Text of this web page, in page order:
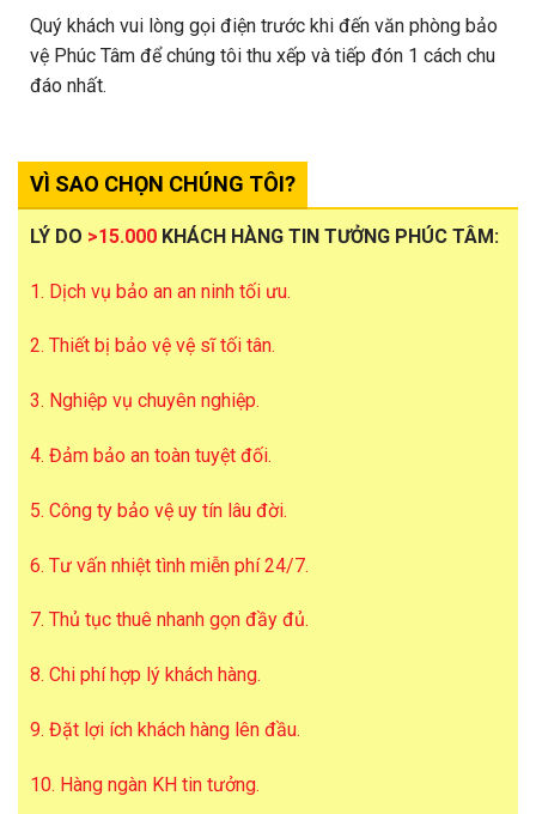
Quý khách vui lòng gọi điện trước khi đến văn phòng bảo
vệ Phúc Tâm để chúng tôi thu xếp và tiếp đón 1 cách chu
đáo nhất.
VÌ SAO CHỌN CHÚNG TÔI?
LÝ DO >15.000 KHÁCH HÀNG TIN TƯỞNG PHÚC TÂM:
1. Dịch vụ bảo an an ninh tối ưu.
2. Thiết bị bảo vệ vệ sĩ tối tân.
3. Nghiệp vụ chuyên nghiệp.
4. Đảm bảo an toàn tuyệt đối.
5. Công ty bảo vệ uy tín lâu đời.
6. Tư vấn nhiệt tình miễn phí 24/7.
7. Thủ tục thuê nhanh gọn đầy đủ.
8. Chi phí hợp lý khách hàng.
9. Đặt lợi ích khách hàng lên đầu.
10. Hàng ngàn KH tin tưởng.